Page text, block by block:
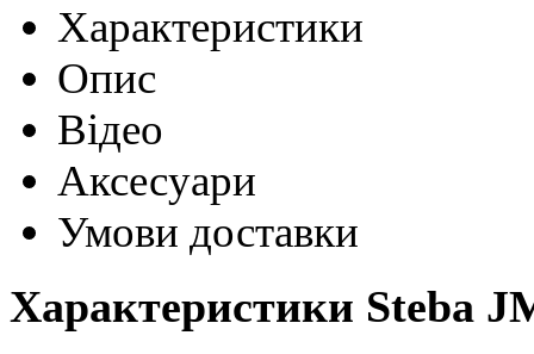
Характеристики
Опис
Відео
Аксесуари
Умови доставки
Характеристики Steba